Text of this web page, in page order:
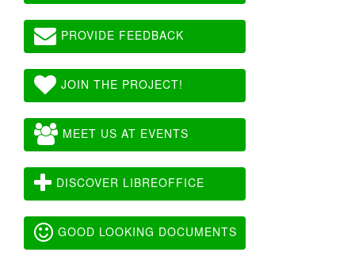
PROVIDE FEEDBACK
JOIN THE PROJECT!
MEET US AT EVENTS
DISCOVER LIBREOFFICE
GOOD LOOKING DOCUMENTS